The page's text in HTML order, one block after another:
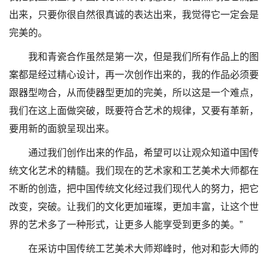
出来，只要你很自然很真诚的表达出来，我觉得它一定会是
完美的。
我和青瓷合作虽然是第一次，但是我们所有作品上的图
案都是经过精心设计，再一次创作出来的，我的作品必须要
跟器型吻合，从而使器型更加的完美，所以这是一个难点，
我们在这上面做突破，既要符合艺术的规律，又要有革新，
要用新的面貌呈现出来。
通过我们创作出来的作品，希望可以让观众知道中国传
统文化艺术的精髓。我们现在的艺术家和工艺美术大师都在
不断的创造，把中国传统文化经过我们现代人的努力，把它
改变，突破。让我们的文化更加璀璨，更加丰富，让这个世
界的艺术多了一种形式，让更多人能享受到更多的美。”
在采访中国传统工艺美术大师郑峰时，他对和彭大师的